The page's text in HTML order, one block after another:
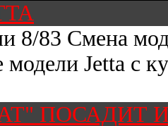
8/83 Смена
модели Jetta с
ПОСАДИТ